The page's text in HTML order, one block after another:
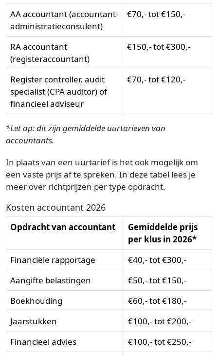
AA accountant (accountant-
administratieconsulent)
€70,- tot €150,-
RA accountant
(registeraccountant)
€150,- tot €300,-
Register controller, audit
specialist (CPA auditor) of
financieel adviseur
€70,- tot €120,-
*Let op: dit zijn gemiddelde uurtarieven van
accountants.
In plaats van een uurtarief is het ook mogelijk om
een vaste prijs af te spreken. In deze tabel lees je
meer over richtprijzen per type opdracht.
Kosten accountant 2026
Opdracht van accountant
Gemiddelde prijs
per klus in 2026*
Financiële rapportage
€40,- tot €300,-
Aangifte belastingen
€50,- tot €150,-
Boekhouding
€60,- tot €180,-
Jaarstukken
€100,- tot €200,-
Financieel advies
€100,- tot €250,-